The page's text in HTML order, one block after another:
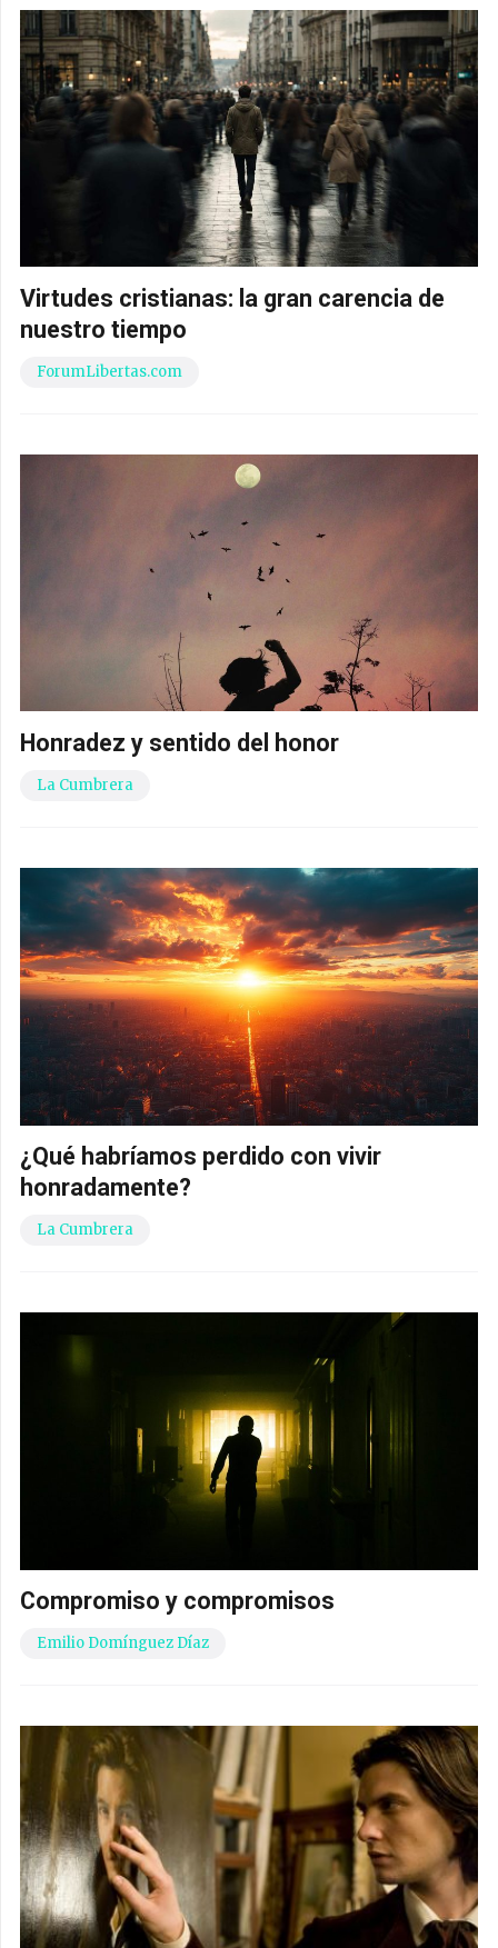
Virtudes cristianas: la gran carencia de
nuestro tiempo
ForumLibertas.com
Honradez y sentido del honor
La Cumbrera
¿Qué habríamos perdido con vivir
honradamente?
La Cumbrera
Compromiso y compromisos
Emilio Domínguez Díaz